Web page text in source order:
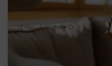
1 min. | Nathalie D.
Comment utiliser
Solar Surplus ?